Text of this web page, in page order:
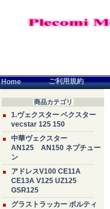
Home ご利用規約
商品カテゴリ
1.ヴェクスター ベクスター
vecstar 125 150
中華ヴェクスター
AN125 AN150 ネプチュー
ン
アドレスV100 CE11A
CE13A V125 UZ125
GSR125
グラストラッカー ボルティ